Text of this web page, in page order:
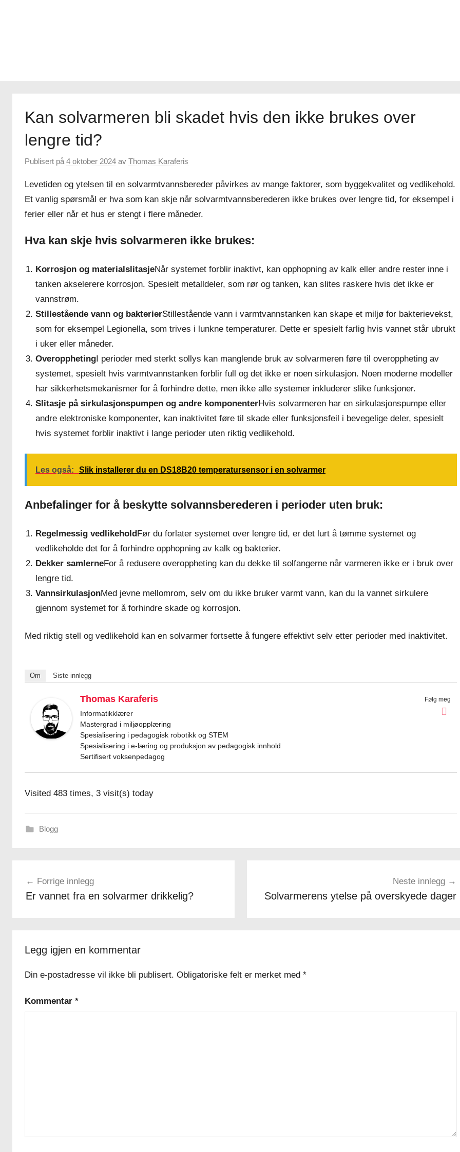
Kan solvarmeren bli skadet hvis den ikke brukes over
lengre tid?
Publisert på 4 oktober 2024 av Thomas Karaferis
Levetiden og ytelsen til en solvarmtvannsbereder påvirkes av mange faktorer, som byggekvalitet og vedlikehold.
Et vanlig spørsmål er hva som kan skje når solvarmtvannsberederen ikke brukes over lengre tid, for eksempel i
ferier eller når et hus er stengt i flere måneder.
Hva kan skje hvis solvarmeren ikke brukes:
Korrosjon og materialslitasjeNår systemet forblir inaktivt, kan opphopning av kalk eller andre rester inne i
tanken akselerere korrosjon. Spesielt metalldeler, som rør og tanken, kan slites raskere hvis det ikke er
vannstrøm.
Stillestående vann og bakterierStillestående vann i varmtvannstanken kan skape et miljø for bakterievekst,
som for eksempel Legionella, som trives i lunkne temperaturer. Dette er spesielt farlig hvis vannet står ubrukt
i uker eller måneder.
OveropphetingI perioder med sterkt sollys kan manglende bruk av solvarmeren føre til overoppheting av
systemet, spesielt hvis varmtvannstanken forblir full og det ikke er noen sirkulasjon. Noen moderne modeller
har sikkerhetsmekanismer for å forhindre dette, men ikke alle systemer inkluderer slike funksjoner.
Slitasje på sirkulasjonspumpen og andre komponenterHvis solvarmeren har en sirkulasjonspumpe eller
andre elektroniske komponenter, kan inaktivitet føre til skade eller funksjonsfeil i bevegelige deler, spesielt
hvis systemet forblir inaktivt i lange perioder uten riktig vedlikehold.
Les også: Slik installerer du en DS18B20 temperatursensor i en solvarmer
Anbefalinger for å beskytte solvannsberederen i perioder uten bruk:
Regelmessig vedlikeholdFør du forlater systemet over lengre tid, er det lurt å tømme systemet og
vedlikeholde det for å forhindre opphopning av kalk og bakterier.
Dekker samlerneFor å redusere overoppheting kan du dekke til solfangerne når varmeren ikke er i bruk over
lengre tid.
VannsirkulasjonMed jevne mellomrom, selv om du ikke bruker varmt vann, kan du la vannet sirkulere
gjennom systemet for å forhindre skade og korrosjon.
Med riktig stell og vedlikehold kan en solvarmer fortsette å fungere effektivt selv etter perioder med inaktivitet.
Om Siste innlegg
Følg meg
Thomas Karaferis
Informatikklærer
Mastergrad i miljøopplæring
Spesialisering i pedagogisk robotikk og STEM
Spesialisering i e-læring og produksjon av pedagogisk innhold
Sertifisert voksenpedagog
Visited 483 times, 3 visit(s) today
Blogg
Forrige innlegg
Er vannet fra en solvarmer drikkelig?
Neste innlegg
Solvarmerens ytelse på overskyede dager
Legg igjen en kommentar
Din e-postadresse vil ikke bli publisert. Obligatoriske felt er merket med *
Kommentar *